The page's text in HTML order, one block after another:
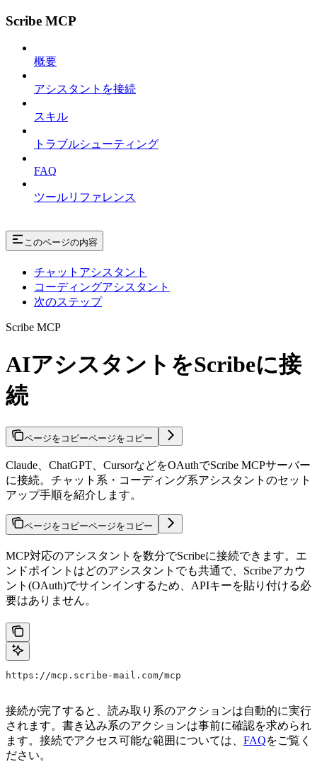
Scribe MCP
概要
アシスタントを接続
スキル
トラブルシューティング
FAQ
ツールリファレンス
このページの内容
チャットアシスタント
コーディングアシスタント
次のステップ
Scribe MCP
AIアシスタントをScribeに接
続
ページをコピーページをコピー
Claude、ChatGPT、CursorなどをOAuthでScribe MCPサーバー
に接続。チャット系・コーディング系アシスタントのセット
アップ手順を紹介します。
ページをコピーページをコピー
MCP対応のアシスタントを数分でScribeに接続できます。エ
ンドポイントはどのアシスタントでも共通で、Scribeアカウ
ント(OAuth)でサインインするため、APIキーを貼り付ける必
要はありません。
https://mcp.scribe-mail.com/mcp
接続が完了すると、読み取り系のアクションは自動的に実行
されます。書き込み系のアクションは事前に確認を求められ
ます。接続でアクセス可能な範囲については、 FAQをご覧く
ださい。